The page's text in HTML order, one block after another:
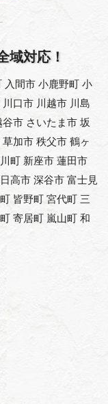
域対応！
入間市 小鹿野町 小
口市 川越市 川島
市 さいたま市 坂
加市 秩父市 鶴ヶ
町 新座市 蓮田市
高市 深谷市 富士見
皆野町 宮代町 三
寄居町 嵐山町 和